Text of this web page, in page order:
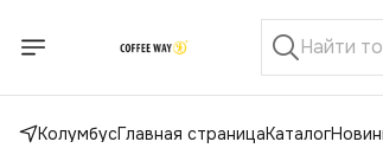
КолумбусГлавная страницаКаталог